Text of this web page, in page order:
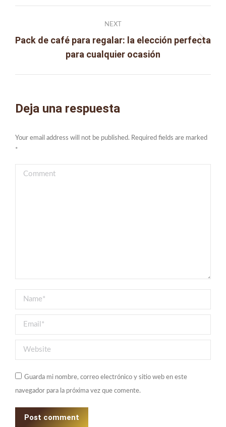
navigation
NEXT
Next
post:
Pack de café para regalar: la elección perfecta
para cualquier ocasión
Deja una respuesta
Your email address will not be published. Required fields are marked
*
Comment
Name *
Email *
Website
Guarda mi nombre, correo electrónico y sitio web en este
navegador para la próxima vez que comente.
Post comment